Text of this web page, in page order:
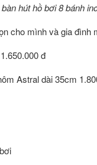
hút hồ bơi 8 bánh
cho mình và gia đình
đ
Astral dài 35cm